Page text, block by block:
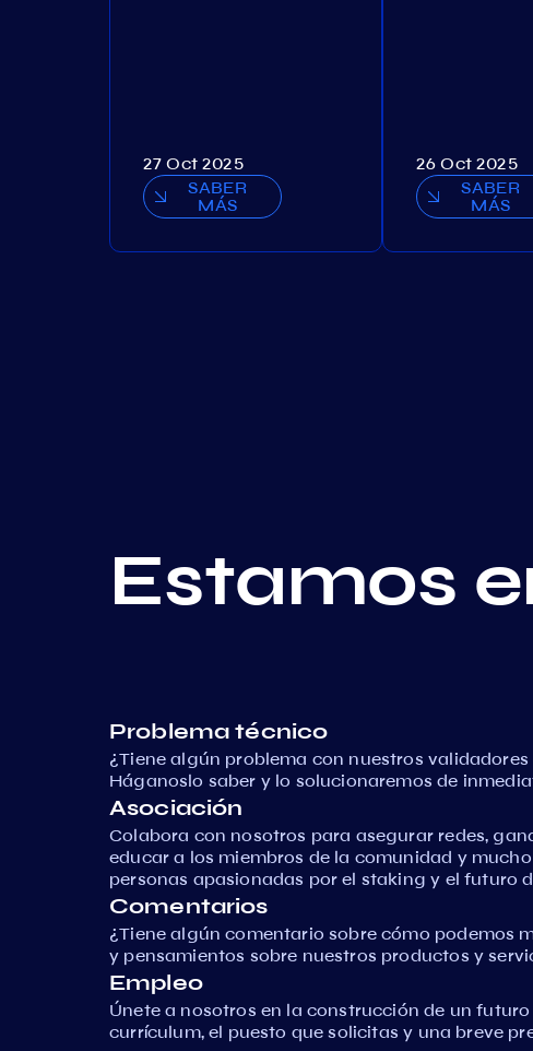
27 Oct 2025
SABER
MÁS
26 Oct 2025
SABER
MÁS
Estamos
Problema técnico
¿Tiene algún problema con nuestros
Háganoslo saber y lo solucionaremos de
Asociación
Colabora con nosotros para asegurar redes,
educar a los miembros de la comunidad y
personas apasionadas por el staking y el futuro
Comentarios
¿Tiene algún comentario sobre cómo podemos
y pensamientos sobre nuestros productos y
Empleo
Únete a nosotros en la construcción de un
currículum, el puesto que solicitas y una breve